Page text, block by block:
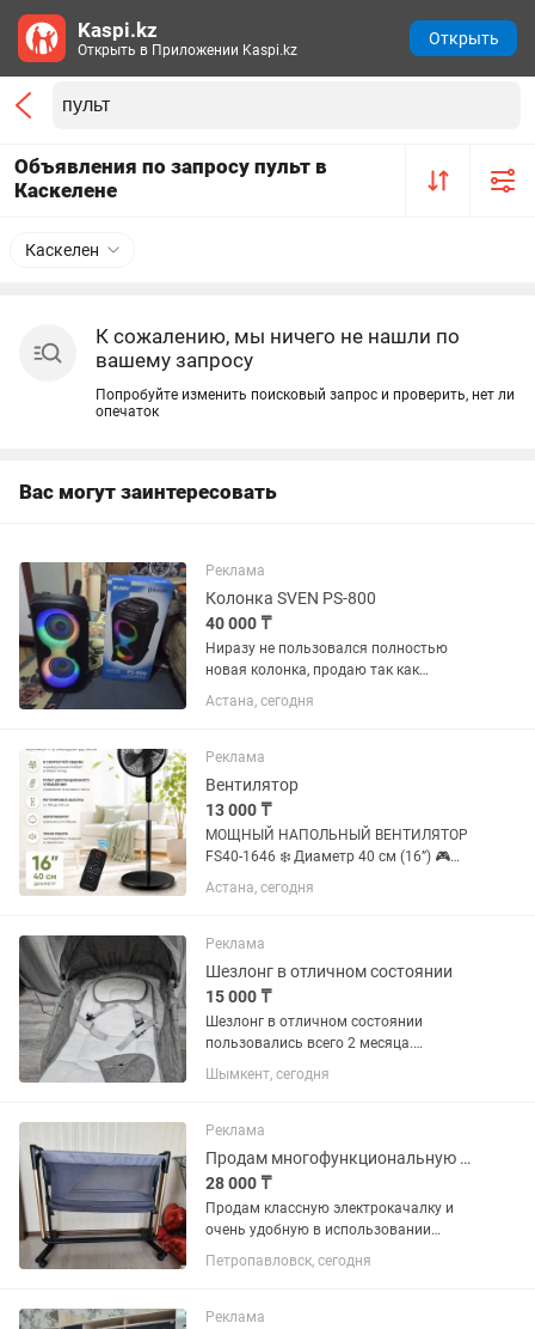
Объявления по запросу пульт в
Каскелене
Каскелен
К сожалению, мы ничего не нашли по
вашему запросу
Попробуйте изменить поисковый запрос и проверить, нет ли
опечаток
Вас могут заинтересовать
Реклама
Колонка SVEN PS-800
40 000 ₸
Ниразу не пользовался полностью
новая колонка, продаю так как
выиграл её на конкурсе. Портативная
колонка SVEN PS-800, 100 Вт. Мощная
пикников и вечеринок. Яркая...
Астана, сегодня
Реклама
Вентилятор
13 000 ₸
МОЩНЫЙ НАПОЛЬНЫЙ ВЕНТИЛЯТОР
FS40-1646 ❄️ Диаметр 40 см (16”) 🎮
Пульт дистанционного управления 🌪️
8 скоростей обдува 🔄 Автоповорот 📏
Экономичное...
Астана, сегодня
Реклама
Шезлонг в отличном состоянии
15 000 ₸
Шезлонг в отличном состоянии
пользовались всего 2 месяца.
Качается из стороны в сторону, на
пульту.так же имеется приствной
район Гагарина
Шымкент, сегодня
Реклама
Продам многофункциональную люльку
28 000 ₸
Продам классную электрокачалку и
очень удобную в использовании
люльку+трансформируется в манеж, в
отличном состоянии: маятник, музыка,
реальному покупателю
Петропавловск, сегодня
Реклама
Kaspi.kz
Открыть в Приложении Kaspi.kz
Открыть